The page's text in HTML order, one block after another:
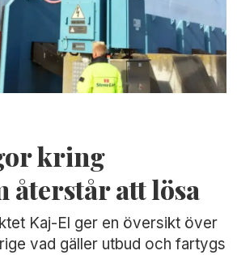
kring
återstår att lösa
Kaj-El ger en översikt över
vad gäller utbud och fartygs